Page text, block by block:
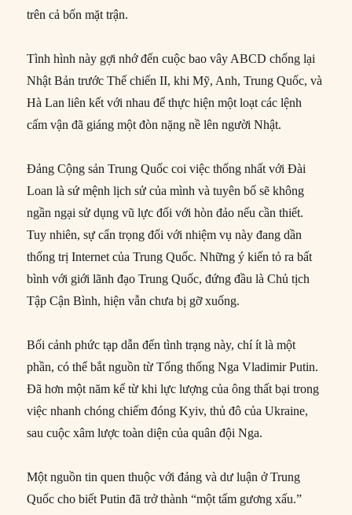
trên cả bốn mặt trận.
Tình hình này gợi nhớ đến cuộc bao vây ABCD chống lại
Nhật Bản trước Thế chiến II, khi Mỹ, Anh, Trung Quốc, và
Hà Lan liên kết với nhau để thực hiện một loạt các lệnh
cấm vận đã giáng một đòn nặng nề lên người Nhật.
Đảng Cộng sản Trung Quốc coi việc thống nhất với Đài
Loan là sứ mệnh lịch sử của mình và tuyên bố sẽ không
ngần ngại sử dụng vũ lực đối với hòn đảo nếu cần thiết.
Tuy nhiên, sự cẩn trọng đối với nhiệm vụ này đang dần
thống trị Internet của Trung Quốc. Những ý kiến tỏ ra bất
bình với giới lãnh đạo Trung Quốc, đứng đầu là Chủ tịch
Tập Cận Bình, hiện vẫn chưa bị gỡ xuống.
Bối cảnh phức tạp dẫn đến tình trạng này, chí ít là một
phần, có thể bắt nguồn từ Tổng thống Nga Vladimir Putin.
Đã hơn một năm kể từ khi lực lượng của ông thất bại trong
việc nhanh chóng chiếm đóng Kyiv, thủ đô của Ukraine,
sau cuộc xâm lược toàn diện của quân đội Nga.
Một nguồn tin quen thuộc với đảng và dư luận ở Trung
Quốc cho biết Putin đã trở thành “một tấm gương xấu.”